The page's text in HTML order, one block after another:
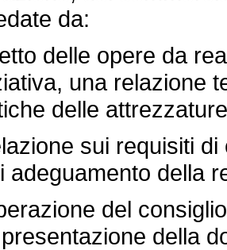
da:
delle opere da
una relazione
delle
sui requisiti di
adeguamento della
del
della